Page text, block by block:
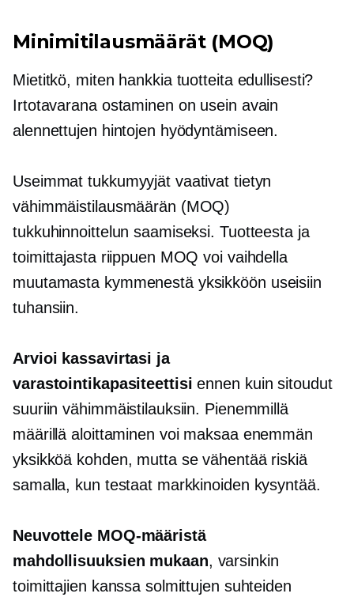
Minimitilausmäärät (MOQ)
Mietitkö, miten hankkia tuotteita edullisesti?
Irtotavarana ostaminen on usein avain
alennettujen hintojen hyödyntämiseen.
Useimmat tukkumyyjät vaativat tietyn
vähimmäistilausmäärän (MOQ)
tukkuhinnoittelun saamiseksi. Tuotteesta ja
toimittajasta riippuen MOQ voi vaihdella
muutamasta kymmenestä yksikköön useisiin
tuhansiin.
Arvioi kassavirtasi ja
varastointikapasiteettisi ennen kuin sitoudut
suuriin vähimmäistilauksiin. Pienemmillä
määrillä aloittaminen voi maksaa enemmän
yksikköä kohden, mutta se vähentää riskiä
samalla, kun testaat markkinoiden kysyntää.
Neuvottele MOQ-määristä
mahdollisuuksien mukaan, varsinkin
toimittajien kanssa solmittujen suhteiden